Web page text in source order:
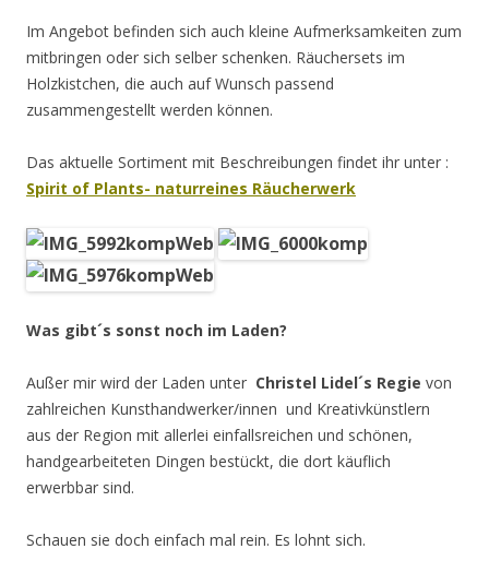
Im Angebot befinden sich auch kleine Aufmerksamkeiten zum
mitbringen oder sich selber schenken. Räuchersets im
Holzkistchen, die auch auf Wunsch passend
zusammengestellt werden können.
Das aktuelle Sortiment mit Beschreibungen findet ihr unter :
Spirit of Plants- naturreines Räucherwerk
Was gibt´s sonst noch im Laden?
Außer mir wird der Laden unter Christel Lidel´s Regie von
zahlreichen Kunsthandwerker/innen und Kreativkünstlern
aus der Region mit allerlei einfallsreichen und schönen,
handgearbeiteten Dingen bestückt, die dort käuflich
erwerbbar sind.
Schauen sie doch einfach mal rein. Es lohnt sich.